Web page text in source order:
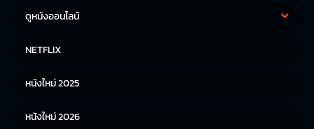
ดูหนังออนไลน์
หนังญี่ปุ่น
NETFLIX
หนังใหม่ 2025
หนังใหม่ 2026